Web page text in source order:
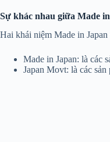
Sự khác nhau giữa Made
Hai khái niệm Made in
Made in Japan: là các
Japan Movt: là các